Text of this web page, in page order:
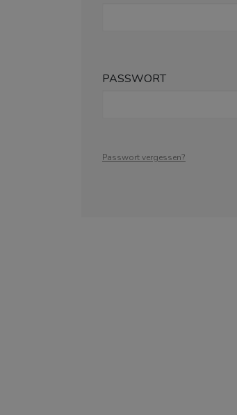
PASSWORT
Passwort vergessen?